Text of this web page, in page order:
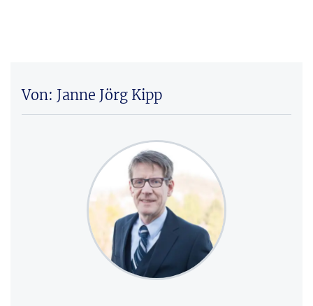
Von: Janne Jörg Kipp